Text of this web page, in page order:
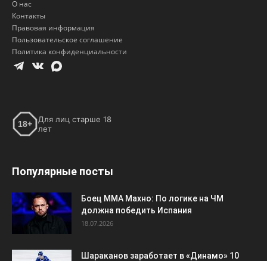
О нас
Контакты
Правовая информация
Пользовательское соглашение
Политика конфиденциальности
18+
Для лиц старше 18
лет
Популярные посты
Боец ММА Махно: По логике на ЧМ
должна победить Испания
18.07.2026
Шараканов заработает в «Динамо» 10